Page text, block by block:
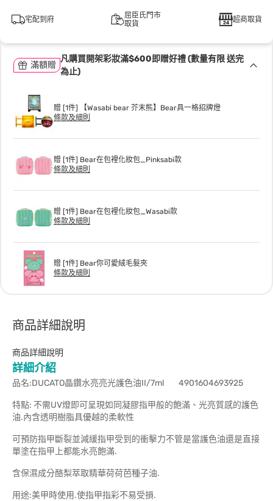
宅配到府
屈臣氏門市
取貨
超商取貨
滿額贈
凡購買開架彩妝滿$600即贈好禮 (數量有限 送完
為止)
贈 [1件] 【Wasabi bear 芥末熊】Bear具一格招牌燈
條款及細則
贈 [1件] Bear在包裡化妝包_Pinksabi款
條款及細則
贈 [1件] Bear在包裡化妝包_Wasabi款
條款及細則
贈 [1件] Bear你可愛絨毛髮夾
條款及細則
商品詳細說明
商品詳細說明
詳細介紹
品名:DUCATO晶鑽水亮亮光護色油II/7ml 4901604693925
特點: 不需UV燈即可呈現如同凝膠指甲般的飽滿、光亮質感的護色
油.內含透明樹脂具優越的柔軟性
可預防指甲斷裂並減緩指甲受到的衝擊力不管是當護色油還是直接
單塗在指甲上都能水亮飽滿.
含保濕成分酪梨萃取精華荷荷芭種子油.
用途:美甲時使用.使指甲指彩不易受損.